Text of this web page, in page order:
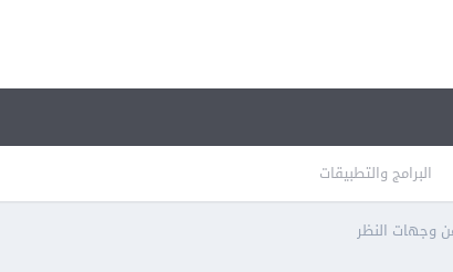
البرامج والتطبيقات
وجهات النظر